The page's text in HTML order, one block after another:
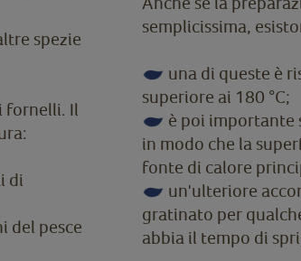
spezie
fornelli. Il
di
del pesce
semplicissima,
una di queste è
superiore ai 180 °C;
è poi importante
in modo che la
fonte di calore
un'ulteriore
gratinato per
abbia il tempo di